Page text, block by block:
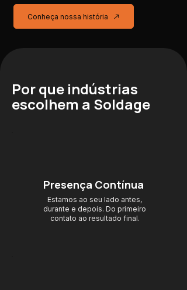
Conheça nossa história
Por que indústrias
escolhem a Soldage
Presença Contínua
Estamos ao seu lado antes,
durante e depois. Do primeiro
contato ao resultado final.